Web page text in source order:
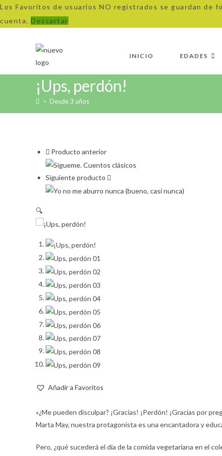
Los Favoritos de usuarios NO registrados se guardan de
cuenta. Descartar
INICIO EDADES
¡Ups, perdón!
> Desde 3 años
Producto anterior
Siguiente producto
🔍
Añadir a Favoritos
«¿Me pueden disculpar? ¡Gracias! ¡Perdón! ¡Gracias por
Marta May, nuestra protagonista es una encantadora y
Pero, ¿qué sucederá el día de la comida vegetariana en el